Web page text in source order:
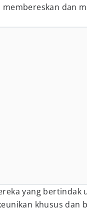
membereskan dan
yang
khusus dan